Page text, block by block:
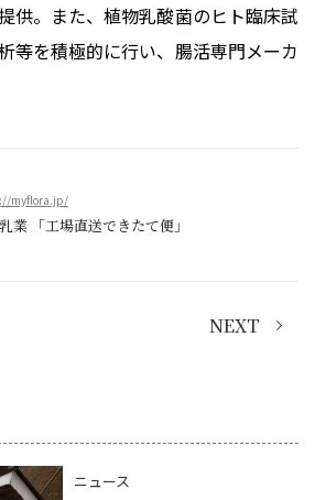
供。また、植物乳酸菌のヒト臨床試
等を積極的に行い、腸活専門メーカ
myflora.jp/
業 「工場直送できたて便」
NEXT
ニュース